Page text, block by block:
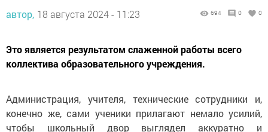
автор, 18 августа 2024 - 11:23 694 0 0
Это является результатом слаженной работы всего
коллектива образовательного учреждения.
Администрация, учителя, технические сотрудники и,
конечно же, сами ученики прилагают немало усилий,
чтобы школьный двор выглядел аккуратно и